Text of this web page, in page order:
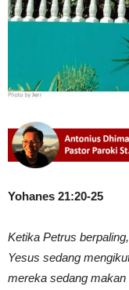
Yohanes 21:20-25
Ketika Petrus
Yesus sedang
mereka sedang